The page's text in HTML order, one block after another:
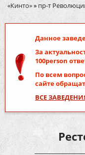
«Кинто»» пр-т
Данное
За
100person
По всем
сайте
ВСЕ